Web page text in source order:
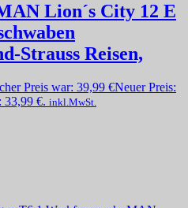
Lion´s City 12 E
Strauss Reisen,
Preis war: 39,99 €Neuer Preis:
33,99 €. inkl.MwSt.